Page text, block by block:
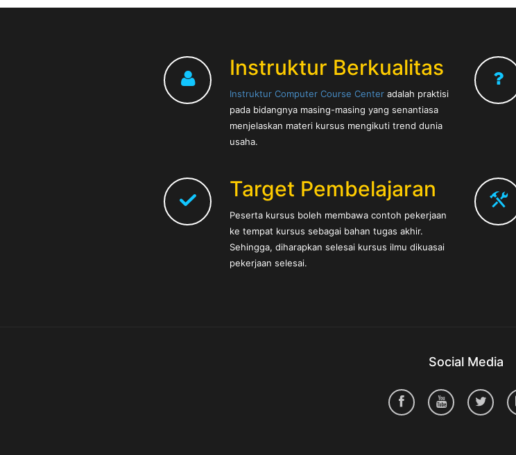
Instruktur Berkualitas
Instruktur Computer Course Center adalah praktisi
pada bidangnya masing-masing yang senantiasa
menjelaskan materi kursus mengikuti trend dunia
usaha.
Target Pembelajaran
Peserta kursus boleh membawa contoh pekerjaan
ke tempat kursus sebagai bahan tugas akhir.
Sehingga, diharapkan selesai kursus ilmu dikuasai
pekerjaan selesai.
Social Media